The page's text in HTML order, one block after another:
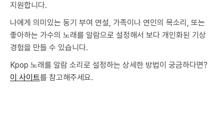
지원합니다.
나에게 의미있는 동기 부여 연설, 가족이나 연인의 목소리, 또는
좋아하는 가수의 노래를 알람으로 설정해서 보다 개인화된 기상
경험을 만들 수 있습니다.
Kpop 노래를 알람 소리로 설정하는 상세한 방법이 궁금하다면?
이 사이트를 참고해주세요.